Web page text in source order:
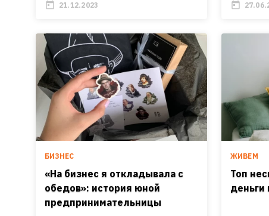
21.12.2023
БИЗНЕС
«На бизнес я откладывала с
обедов»: история юной
предпринимательницы
ЖИВЕМ
Топ
деньги